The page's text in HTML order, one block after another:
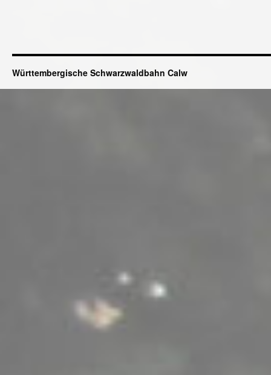
Württembergische Schwarzwaldbahn Calw